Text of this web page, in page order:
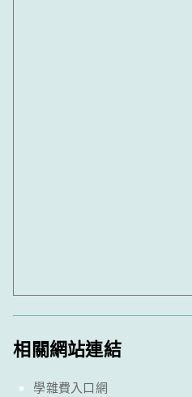
相關網站連結
學雜費入口網